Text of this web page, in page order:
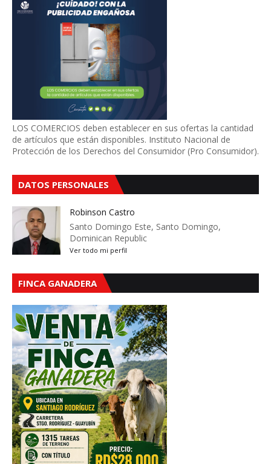
LOS COMERCIOS deben establecer en sus ofertas la cantidad
de artículos que están disponibles. Instituto Nacional de
Protección de los Derechos del Consumidor (Pro Consumidor).
DATOS PERSONALES
Robinson Castro
Santo Domingo Este, Santo Domingo,
Dominican Republic
Ver todo mi perfil
FINCA GANADERA